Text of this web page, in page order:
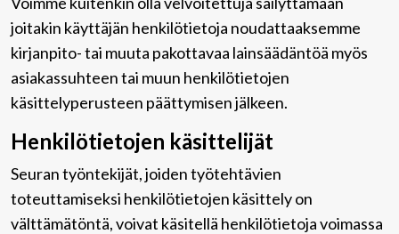
joitakin käyttäjän henkilötietoja noudattaaksemme
kirjanpito- tai muuta pakottavaa lainsäädäntöä myös
asiakassuhteen tai muun henkilötietojen
käsittelyperusteen päättymisen jälkeen.
Henkilötietojen käsittelijät
Seuran työntekijät, joiden työtehtävien
toteuttamiseksi henkilötietojen käsittely on
välttämätöntä, voivat käsitellä henkilötietoja voimassa